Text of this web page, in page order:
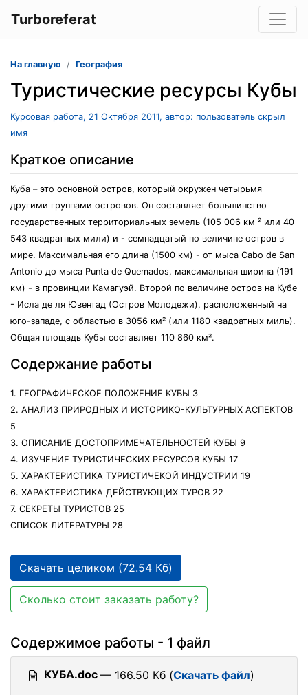
Turboreferat
На главную География
Туристические ресурсы Кубы
Курсовая работа, 21 Октября 2011, автор: пользователь скрыл
имя
Краткое описание
Куба – это основной остров, который окружен четырьмя
другими группами островов. Он составляет большинство
государственных территориальных земель (105 006 км ² или 40
543 квадратных мили) и - семнадцатый по величине остров в
мире. Максимальная его длина (1500 км) - от мыса Cabo de San
Antonio до мыса Punta de Quemados, максимальная ширина (191
км) - в провинции Камагуэй. Второй по величине остров на Кубе
- Исла де ля Ювентад (Остров Молодежи), расположенный на
юго-западе, с областью в 3056 км² (или 1180 квадратных миль).
Общая площадь Кубы составляет 110 860 км².
Содержание работы
1. ГЕОГРАФИЧЕСКОЕ ПОЛОЖЕНИЕ КУБЫ 3
2. АНАЛИЗ ПРИРОДНЫХ И ИСТОРИКО-КУЛЬТУРНЫХ АСПЕКТОВ
5
3. ОПИСАНИЕ ДОСТОПРИМЕЧАТЕЛЬНОСТЕЙ КУБЫ 9
4. ИЗУЧЕНИЕ ТУРИСТИЧЕСКИХ РЕСУРСОВ КУБЫ 17
5. ХАРАКТЕРИСТИКА ТУРИСТИЧЕКОЙ ИНДУСТРИИ 19
6. ХАРАКТЕРИСТИКА ДЕЙСТВУЮЩИХ ТУРОВ 22
7. СЕКРЕТЫ ТУРИСТОВ 25
СПИСОК ЛИТЕРАТУРЫ 28
Скачать целиком (72.54 Кб)
Сколько стоит заказать работу?
Содержимое работы - 1 файл
КУБА.doc — 166.50 Кб (Скачать файл)